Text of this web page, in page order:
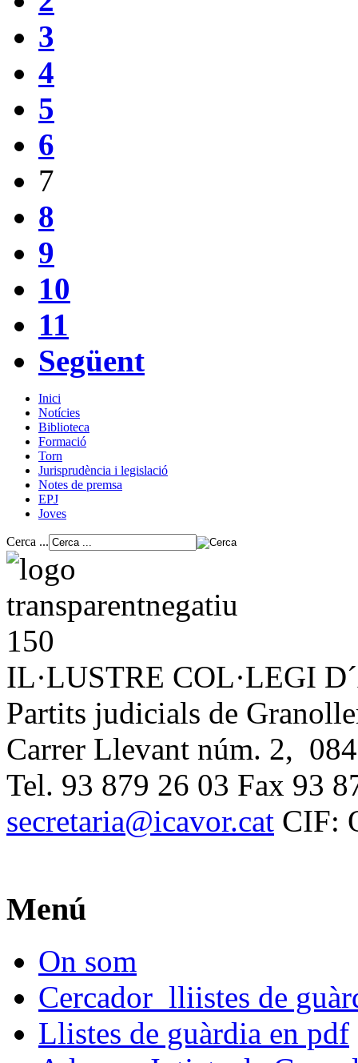
3
4
5
6
7
8
9
10
11
Següent
Inici
Notícies
Biblioteca
Formació
Torn
Jurisprudència i legislació
Notes de premsa
EPJ
Joves
Cerca ...
IL·LUSTRE COL·LEGI
Partits judicials de
Carrer Llevant núm. 2,
Tel. 93 879 26 03 Fax 93
secretaria@icavor.cat CIF:
Menú
On som
Cercador lliistes de
Llistes de guàrdia en pdf